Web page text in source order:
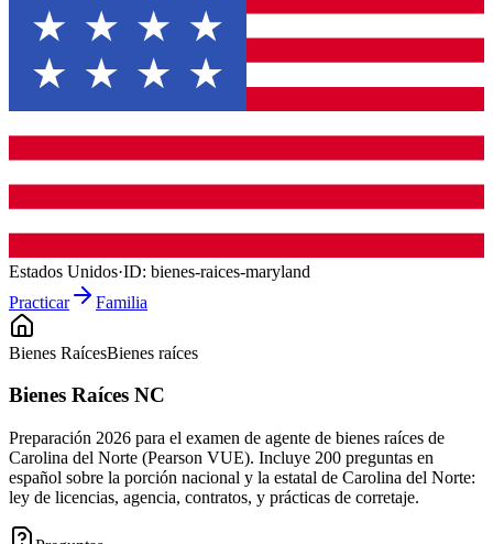
Estados Unidos·ID: bienes-raices-maryland
Practicar
Familia
Bienes RaícesBienes raíces
Bienes Raíces NC
Preparación 2026 para el examen de agente de bienes raíces de
Carolina del Norte (Pearson VUE). Incluye 200 preguntas en
español sobre la porción nacional y la estatal de Carolina del Norte:
ley de licencias, agencia, contratos, y prácticas de corretaje.